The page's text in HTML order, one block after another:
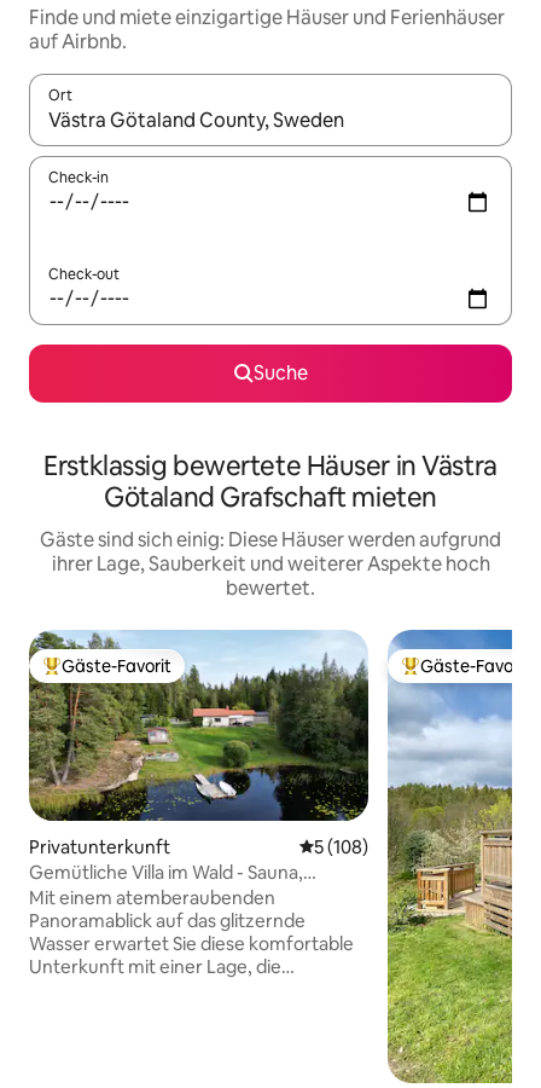
Finde und miete einzigartige Häuser und Ferienhäuser
auf Airbnb.
Ort
Wenn Ergebnisse verfügbar sind, navigiere mit den
Check-in
Check-out
Suche
Erstklassig bewertete Häuser in Västra
Götaland Grafschaft mieten
Gäste sind sich einig: Diese Häuser werden aufgrund
ihrer Lage, Sauberkeit und weiterer Aspekte hoch
bewertet.
Beliebter Gäste-Favorit.
Gäste-Favorit
Privatunterkunft Durchschnittliche
5 (108)
Gemütliche Villa im Wald - Sauna,
Whirlpool & eigener Steg
Mit einem atemberaubenden
Panoramablick auf das glitzernde
Wasser erwartet Sie diese komfortable
Unterkunft mit einer Lage, die
Beliebter Gäste-
Gäste-Favorit